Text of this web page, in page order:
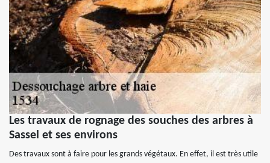
Les travaux de rognage des souches des arbres à
Sassel et ses environs
Des travaux sont à faire pour les grands végétaux. En effet, il est très utile